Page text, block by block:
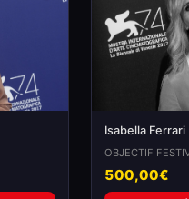
Isabella Ferrari
OBJECTIF
500,00€